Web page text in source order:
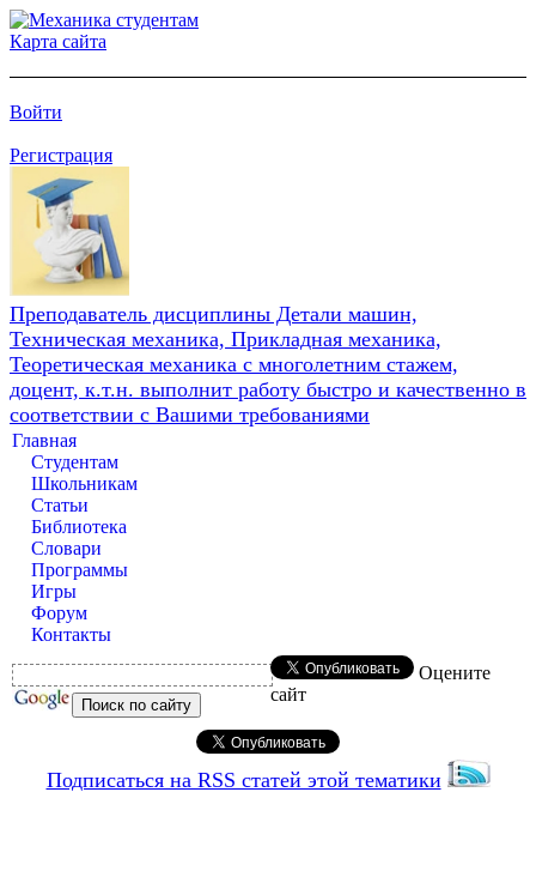
Карта сайта
Войти
Регистрация
Преподаватель дисциплины Детали машин,
Техническая механика, Прикладная механика,
Теоретическая механика с многолетним стажем,
доцент, к.т.н. выполнит работу быстро и качественно в
соответствии с Вашими требованиями
Главная
Студентам
Школьникам
Статьи
Библиотека
Словари
Программы
Игры
Форум
Контакты
Оцените
сайт
Подписаться на RSS статей этой тематики